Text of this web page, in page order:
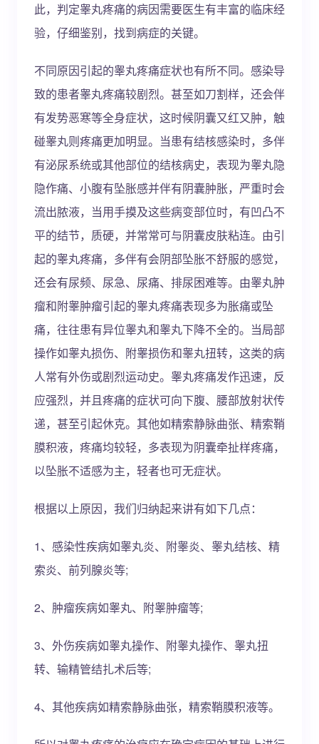
此，判定睾丸疼痛的病因需要医生有丰富的临床经
验，仔细鉴别，找到病症的关键。
不同原因引起的睾丸疼痛症状也有所不同。感染导
致的患者睾丸疼痛较剧烈。甚至如刀割样，还会伴
有发势恶寒等全身症状，这时候阴囊又红又肿，触
碰睾丸则疼痛更加明显。当患有结核感染时，多伴
有泌尿系统或其他部位的结核病史，表现为睾丸隐
隐作痛、小腹有坠胀感并伴有阴囊肿胀，严重时会
流出脓液，当用手摸及这些病变部位时，有凹凸不
平的结节，质硬，并常常可与阴囊皮肤粘连。由引
起的睾丸疼痛，多伴有会阴部坠胀不舒服的感觉，
还会有尿频、尿急、尿痛、排尿困难等。由睾丸肿
瘤和附睾肿瘤引起的睾丸疼痛表现多为胀痛或坠
痛，往往患有异位睾丸和睾丸下降不全的。当局部
操作如睾丸损伤、附睾损伤和睾丸扭转，这类的病
人常有外伤或剧烈运动史。睾丸疼痛发作迅速，反
应强烈，并且疼痛的症状可向下腹、腰部放射状传
递，甚至引起休克。其他如精索静脉曲张、精索鞘
膜积液，疼痛均较轻，多表现为阴囊牵扯样疼痛，
以坠胀不适感为主，轻者也可无症状。
根据以上原因，我们归纳起来讲有如下几点：
1、感染性疾病如睾丸炎、附睾炎、睾丸结核、精
索炎、前列腺炎等;
2、肿瘤疾病如睾丸、附睾肿瘤等;
3、外伤疾病如睾丸操作、附睾丸操作、睾丸扭
转、输精管结扎术后等;
4、其他疾病如精索静脉曲张，精索鞘膜积液等。